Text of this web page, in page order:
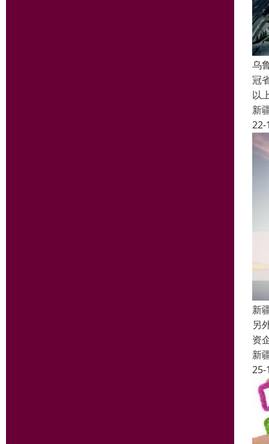
乌
冠
以
新
22-
新
另
资
新
25-